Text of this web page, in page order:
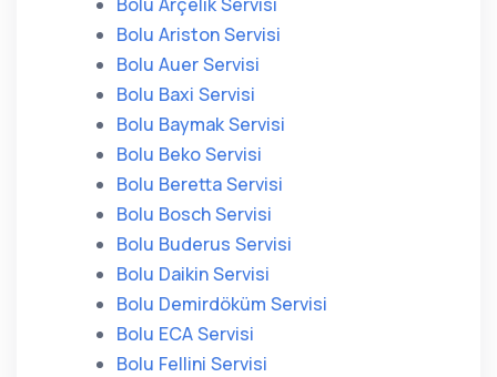
Bolu Ariston Servisi
Bolu Auer Servisi
Bolu Baxi Servisi
Bolu Baymak Servisi
Bolu Beko Servisi
Bolu Beretta Servisi
Bolu Bosch Servisi
Bolu Buderus Servisi
Bolu Daikin Servisi
Bolu Demirdöküm Servisi
Bolu ECA Servisi
Bolu Fellini Servisi